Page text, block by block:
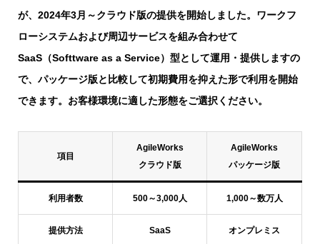
が、2024年3月～クラウド版の提供を開始しました。ワークフ
ローシステムおよび周辺サービスを組み合わせて
SaaS（Softtware as a Service）型として運用・提供しますの
で、パッケージ版と比較して初期費用を抑えた形で利用を開始
できます。お客様環境に適した形態をご選択ください。
項目
AgileWorks
クラウド版
AgileWorks
パッケージ版
利用者数 500～3,000人 1,000～数万人
提供方法 SaaS オンプレミス